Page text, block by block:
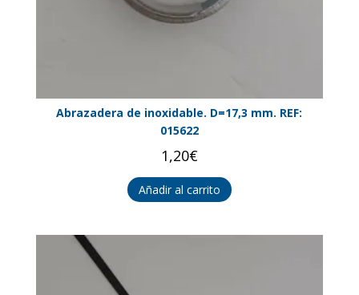
Abrazadera de inoxidable. D=17,3 mm. REF:
015622
1,20€
Añadir al carrito